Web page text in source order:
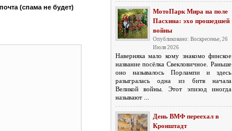
(спама не будет)
МотоПарк Мира на поле
Пасхина: эхо прошедшей
войны
Опубликовано: Воскресенье, 26
Июля 2026
Наверняка мало кому знакомо финское
название посёлка Свекловичное. Раньше
оно называлось Порлампи и здесь
разыгралась одна из битв начала
Великой войны. Этот эпизод иногда
называют ...
День ВМФ переехал в
Кронштадт